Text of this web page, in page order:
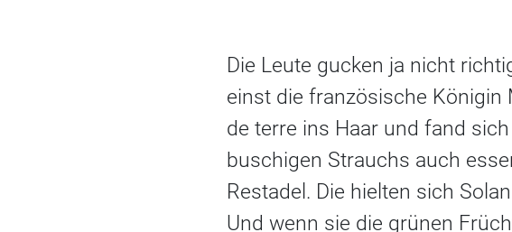
Die Leute gucken ja nicht
einst die französische Königin
de terre ins Haar und fand
buschigen Strauchs auch
Restadel. Die hielten sich
Und wenn sie die grünen